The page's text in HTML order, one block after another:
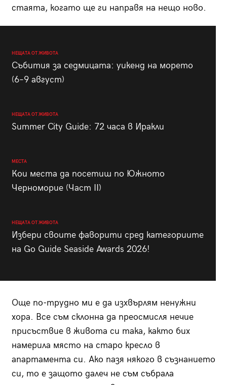
стаята, когато ще ги направя на нещо ново.
НЕЩАТА ОТ ЖИВОТА
Събития за седмицата: уикенд на морето
(6–9 август)
НЕЩАТА ОТ ЖИВОТА
Summer City Guide: 72 часа в Иракли
МЕСТА
Кои места да посетиш по Южното
Черноморие (Част II)
НЕЩАТА ОТ ЖИВОТА
Избери своите фаворити сред категориите
на Go Guide Seaside Awards 2026!
Още по-трудно ми е да изхвърлям ненужни
хора. Все съм склонна да преосмисля нечие
присъствие в живота си така, както бих
намерила място на старо кресло в
апартамента си. Ако пазя някого в съзнанието
си, то е защото далеч не съм събрала